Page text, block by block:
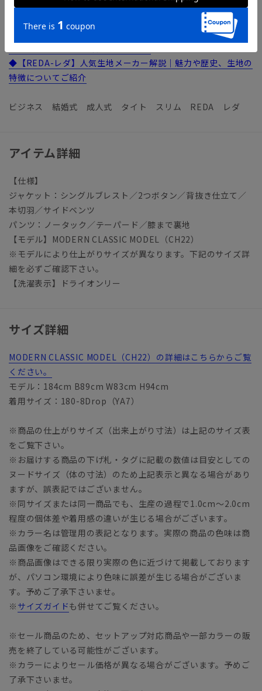
生産工程におけるトレーサビリティを確立した「TRACEABLE
WOOL」を使用しています。
◆【REDA-レダ】人気生地メーカー解説｜魅力や歴史、生地の
特徴についてご紹介
ビジネス 結婚式 成人式 タイト スリム REDA レダ
アイテム詳細
【仕様】
ジャケット：シングルブレスト／2つボタン／背抜き仕立て／
本切羽／サイドベンツ
パンツ：ノータック／テーパード／膝まで裏地
【モデル】MODERN CLASSIC MODEL（CH22）
※モデルにより仕上がりサイズが異なります。下記のサイズ詳
細を必ずご確認下さい。
【洗濯表示】ドライオンリー
サイズ詳細
MODERN CLASSIC MODEL（CH22）の詳細はこちらからご覧
ください。
モデル：184cm B89cm W83cm H94cm
着用サイズ：180-8Drop（YA7）
※商品の仕上がりサイズ（出来上がり寸法）は上記のサイズ表
をご覧下さい。
※お届けする商品の下げ札・タグに記載の数値は目安としての
ヌードサイズ（体の寸法）のため上記表示と異なる場合があり
ますが、誤表記ではございません。
※同サイズまたは同一商品でも、生産の過程で1.0cm～2.0cm
程度の個体差や着用感の違いが生じる場合がございます。
※カラー名は管理用の表記となります。実際の商品の色味は商
品画像をご確認ください。
※商品画像はできる限り実際の色に近づけて掲載しております
が、パソコン環境により色味に誤差が生じる場合がございま
す。予めご了承下さいませ。
※ サイズガイドも併せてご覧ください。
※セール商品のため、セットアップ対応商品や一部カラーの販
売を終了している可能性がございます。
※カラーによりセール価格が異なる場合がございます。予めご
了承下さいませ。